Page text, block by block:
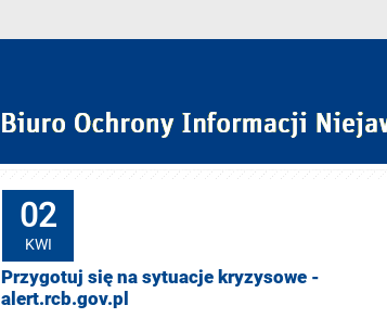
02
KWI
Przygotuj się na sytuacje kryzysowe -
alert.rcb.gov.pl